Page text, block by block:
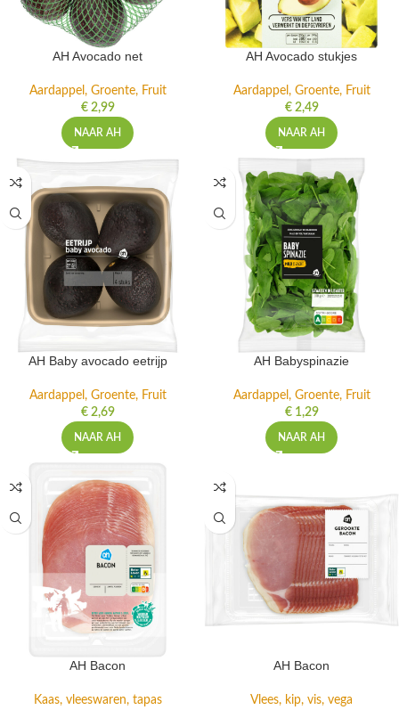
AH Avocado net
Aardappel, Groente, Fruit
€2,99
NAAR AH
AH Avocado stukjes
Aardappel, Groente, Fruit
€2,49
NAAR AH
AH Baby avocado eetrijp
Aardappel, Groente, Fruit
€2,69
NAAR AH
AH Babyspinazie
Aardappel, Groente, Fruit
€1,29
NAAR AH
AH Bacon
Kaas, vleeswaren, tapas
AH Bacon
Vlees, kip, vis, vega